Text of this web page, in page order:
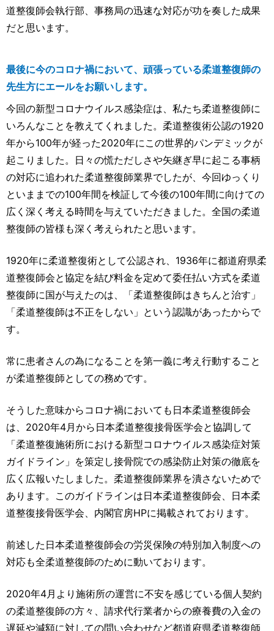
道整復師会執行部、事務局の迅速な対応が功を奏した成果
だと思います。
最後に今のコロナ禍において、頑張っている柔道整復師の
先生方にエールをお願いします。
今回の新型コロナウイルス感染症は、私たち柔道整復師に
いろんなことを教えてくれました。柔道整復術公認の1920
年から100年が経った2020年にこの世界的パンデミックが
起こりました。日々の慌ただしさや矢継ぎ早に起こる事柄
の対応に追われた柔道整復師業界でしたが、今回ゆっくり
といままでの100年間を検証して今後の100年間に向けての
広く深く考える時間を与えていただきました。全国の柔道
整復師の皆様も深く考えられたと思います。
1920年に柔道整復術として公認され、1936年に都道府県柔
道整復師会と協定を結び料金を定めて委任払い方式を柔道
整復師に国が与えたのは、「柔道整復師はきちんと治す」
「柔道整復師は不正をしない」という認識があったからで
す。
常に患者さんの為になることを第一義に考え行動すること
が柔道整復師としての務めです。
そうした意味からコロナ禍においても日本柔道整復師会
は、2020年4月から日本柔道整復接骨医学会と協調して
「柔道整復施術所における新型コロナウイルス感染症対策
ガイドライン」を策定し接骨院での感染防止対策の徹底を
広く広報いたしました。柔道整復師業界を潰さないためで
あります。このガイドラインは日本柔道整復師会、日本柔
道整復接骨医学会、内閣官房HPに掲載されております。
前述した日本柔道整復師会の労災保険の特別加入制度への
対応も全柔道整復師のために動いております。
2020年4月より施術所の運営に不安を感じている個人契約
の柔道整復師の方々、請求代行業者からの療養費の入金の
遅延や減額に対しての問い合わせなど都道府県柔道整復師